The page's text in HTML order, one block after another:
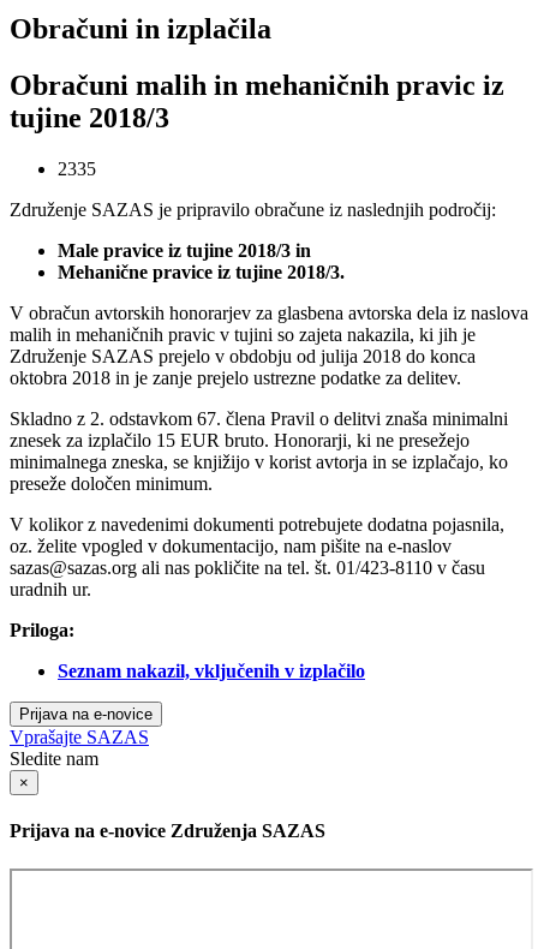
Obračuni in izplačila
Obračuni malih in mehaničnih pravic iz
tujine 2018/3
2335
Združenje SAZAS je pripravilo obračune iz naslednjih področij:
Male pravice iz tujine 2018/3 in
Mehanične pravice iz tujine 2018/3.
V obračun avtorskih honorarjev za glasbena avtorska dela iz naslova
malih in mehaničnih pravic v tujini so zajeta nakazila, ki jih je
Združenje SAZAS prejelo v obdobju od julija 2018 do konca
oktobra 2018 in je zanje prejelo ustrezne podatke za delitev.
Skladno z 2. odstavkom 67. člena Pravil o delitvi znaša minimalni
znesek za izplačilo 15 EUR bruto. Honorarji, ki ne presežejo
minimalnega zneska, se knjižijo v korist avtorja in se izplačajo, ko
preseže določen minimum.
V kolikor z navedenimi dokumenti potrebujete dodatna pojasnila,
oz. želite vpogled v dokumentacijo, nam pišite na e-naslov
sazas@sazas.org ali nas pokličite na tel. št. 01/423-8110 v času
uradnih ur.
Priloga:
Seznam nakazil, vključenih v izplačilo
Prijava na e-novice
Vprašajte SAZAS
Sledite nam
×
Prijava na e-novice Združenja SAZAS